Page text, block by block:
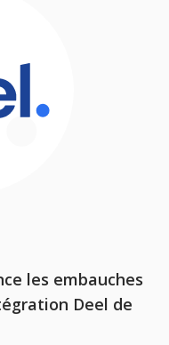
les embauches
Deel de